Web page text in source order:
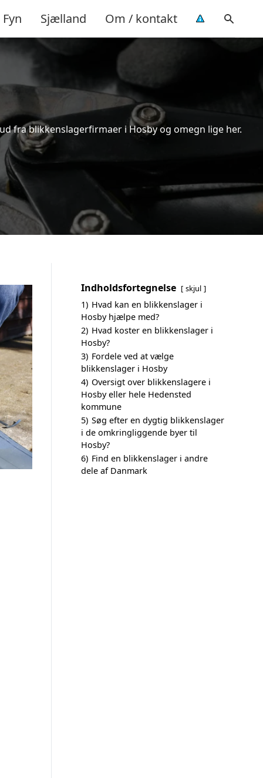
Fyn Sjælland Om / kontakt
fra blikkenslagerfirmaer i Hosby og omegn lige her.
Indholdsfortegnelse skjul
1) Hvad kan en blikkenslager i
Hosby hjælpe med?
2) Hvad koster en blikkenslager i
Hosby?
3) Fordele ved at vælge
blikkenslager i Hosby
4) Oversigt over blikkenslagere i
Hosby eller hele Hedensted
kommune
5) Søg efter en dygtig blikkenslager
i de omkringliggende byer til
Hosby?
6) Find en blikkenslager i andre
dele af Danmark